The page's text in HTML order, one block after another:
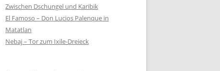
Zwischen Dschungel und Karibik
El Famoso – Don Lucios Palenque in
Matatlan
Nebaj – Tor zum Ixile-Dreieck